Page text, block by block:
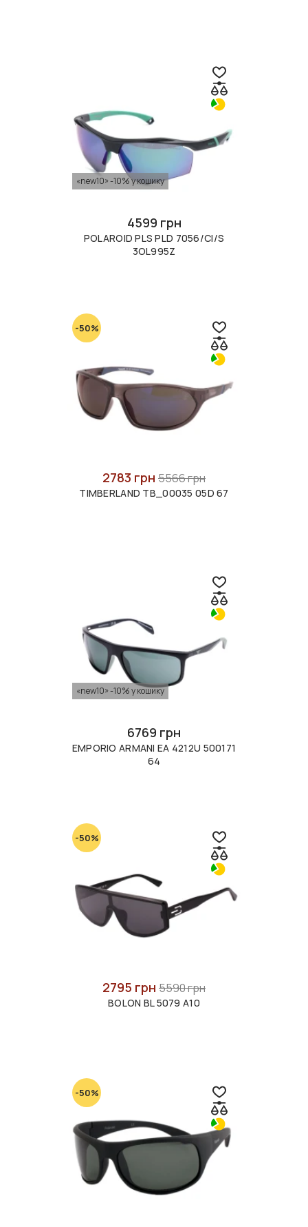
«new10» -10% у кошику
4599 грн
POLAROID PLS PLD 7056/CI/S
3OL995Z
-50%
2783 грн 5566 грн
TIMBERLAND TB_00035 05D 67
«new10» -10% у кошику
6769 грн
EMPORIO ARMANI EA 4212U 500171
64
-50%
2795 грн 5590 грн
BOLON BL 5079 A10
-50%